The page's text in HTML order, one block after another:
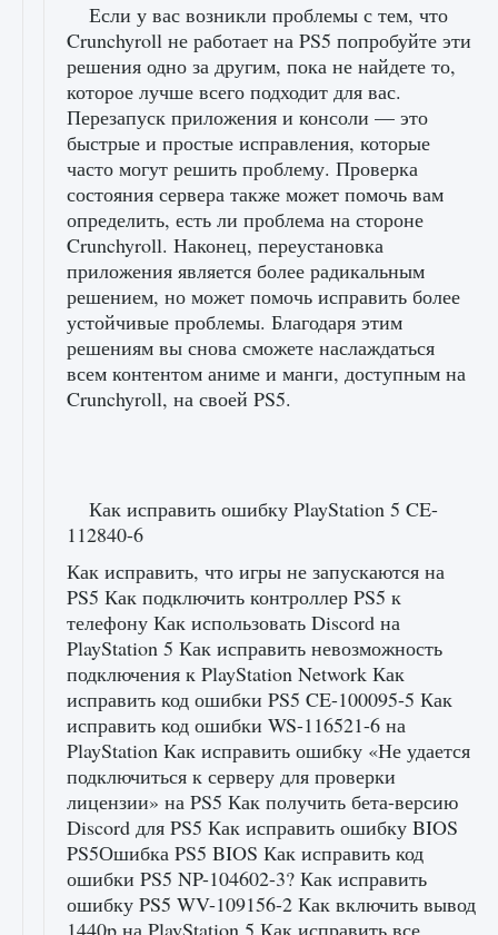
Если у вас возникли проблемы с тем, что
Crunchyroll не работает на PS5 попробуйте эти
решения одно за другим, пока не найдете то,
которое лучше всего подходит для вас.
Перезапуск приложения и консоли — это
быстрые и простые исправления, которые
часто могут решить проблему. Проверка
состояния сервера также может помочь вам
определить, есть ли проблема на стороне
Crunchyroll. Наконец, переустановка
приложения является более радикальным
решением, но может помочь исправить более
устойчивые проблемы. Благодаря этим
решениям вы снова сможете наслаждаться
всем контентом аниме и манги, доступным на
Crunchyroll, на своей PS5.
Как исправить ошибку PlayStation 5 CE-
112840-6
Как исправить, что игры не запускаются на
PS5 Как подключить контроллер PS5 к
телефону Как использовать Discord на
PlayStation 5 Как исправить невозможность
подключения к PlayStation Network Как
исправить код ошибки PS5 CE-100095-5 Как
исправить код ошибки WS-116521-6 на
PlayStation Как исправить ошибку «Не удается
подключиться к серверу для проверки
лицензии» на PS5 Как получить бета-версию
Discord для PS5 Как исправить ошибку BIOS
PS5Ошибка PS5 BIOS Как исправить код
ошибки PS5 NP-104602-3? Как исправить
ошибку PS5 WV-109156-2 Как включить вывод
1440p на PlayStation 5 Как исправить все